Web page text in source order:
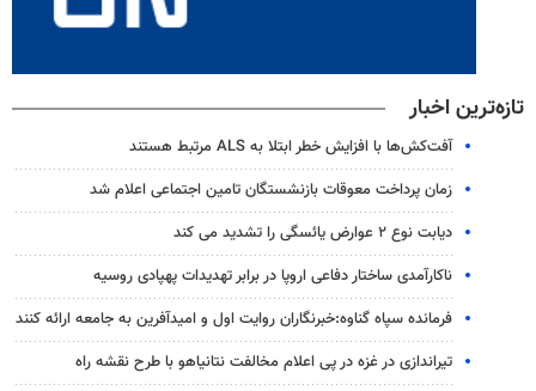
تازه‌ترین اخبار
آفت‌کش‌ها با افزایش خطر ابتلا به ALS مرتبط هستند
زمان پرداخت معوقات بازنشستگان تامین اجتماعی اعلام شد
دیابت نوع ۲ عوارض یائسگی را تشدید می کند
ناکارآمدی ساختار دفاعی اروپا در برابر تهدیدات پهپادی روسیه
فرمانده سپاه گناوه:خبرنگاران روایت اول و امیدآفرین به جامعه ارائه کنند
تیراندازی در غزه در پی اعلام مخالفت نتانیاهو با طرح نقشه راه